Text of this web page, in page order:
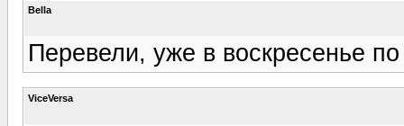
Bella
Перевели, уже в воскресенье
ViceVersa